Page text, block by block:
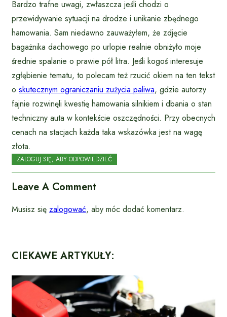
Bardzo trafne uwagi, zwłaszcza jeśli chodzi o
przewidywanie sytuacji na drodze i unikanie zbędnego
hamowania. Sam niedawno zauważyłem, że zdjęcie
bagażnika dachowego po urlopie realnie obniżyło moje
średnie spalanie o prawie pół litra. Jeśli kogoś interesuje
zgłębienie tematu, to polecam też rzucić okiem na ten tekst
o skutecznym ograniczaniu zużycia paliwa, gdzie autorzy
fajnie rozwinęli kwestię hamowania silnikiem i dbania o stan
techniczny auta w kontekście oszczędności. Przy obecnych
cenach na stacjach każda taka wskazówka jest na wagę
złota.
ZALOGUJ SIĘ, ABY ODPOWIEDZIEĆ
Leave A Comment
Musisz się zalogować, aby móc dodać komentarz.
CIEKAWE ARTYKUŁY: